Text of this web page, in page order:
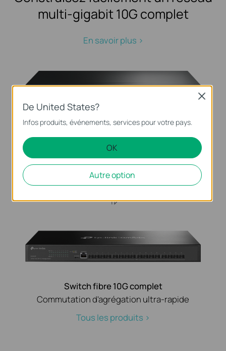
multi-gigabit 10G complet
En savoir plus >
Routeur 10G
Assure la voie rapide
Tous les produits >
Switch fibre 10G complet
Commutation d'agrégation ultra-rapide
Tous les produits >
De United States?
Infos produits, événements, services pour votre pays.
OK
Autre option
Close